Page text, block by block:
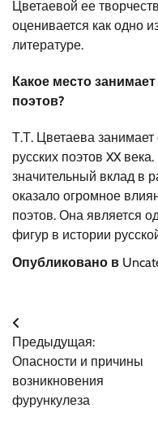
Цветаевой ее
оценивается как одно
литературе.
Какое место
поэтов?
Т.Т. Цветаева
русских поэтов XX
значительный вклад в
оказало огромное
поэтов. Она является
фигур в истории
Опубликовано в
Навигация
по
записям
Предыдущая:
Опасности и причины
возникновения
фурункулеза